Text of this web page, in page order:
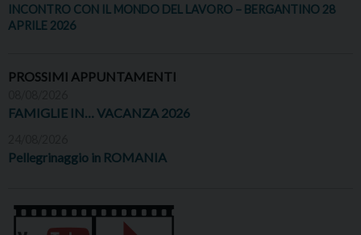
INCONTRO CON IL MONDO DEL LAVORO – BERGANTINO 28
APRILE 2026
PROSSIMI APPUNTAMENTI
FAMIGLIE IN… VACANZA 2026
Pellegrinaggio in ROMANIA